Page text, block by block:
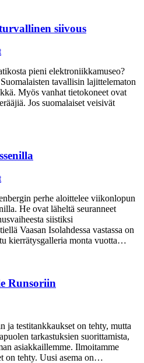
siivous
pieni elektroniikkamuseo?
tavallisin lajittelematon
Myös vanhat tietokoneet ovat
Jos suomalaiset veisivät
perhe aloittelee viikonlopun
He ovat läheltä seuranneet
siistiksi
Vaasan Isolahdessa vastassa on
kierrätysgalleria monta vuotta…
Runsoriin
ja testitankkaukset on tehty, mutta
tarkastuksien suorittamista,
asiakkaillemme. Ilmoitamme
on tehty. Uusi asema on…